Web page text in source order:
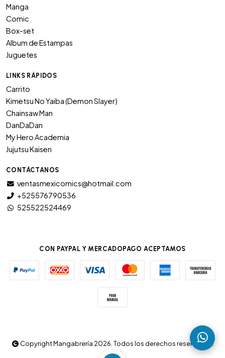
Manga
Comic
Box-set
Album de Estampas
Juguetes
LINKS RÁPIDOS
Carrito
Kimetsu No Yaiba (Demon Slayer)
Chainsaw Man
DanDaDan
My Hero Academia
Jujutsu Kaisen
CONTÁCTANOS
ventasmexicomics@hotmail.com
+525576790536
525522524469
CON PAYPAL Y MERCADOPAGO ACEPTAMOS
Copyright Mangabrería 2026. Todos los derechos reservados.